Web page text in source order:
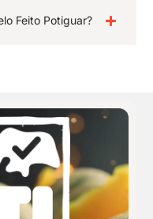
Feito Potiguar?